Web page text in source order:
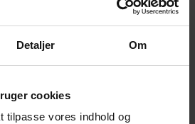
Detaljer Om
cookies
tilpasse vores indhold og